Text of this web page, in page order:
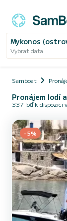
Mykonos
Vybrat data
Samboat
Pronájem lodí
337 loď k dispozici
-5%